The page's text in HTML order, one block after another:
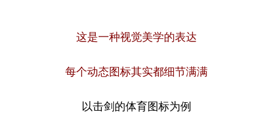
这是一种视觉美学的表达
每个动态图标其实都细节满满
以击剑的体育图标为例